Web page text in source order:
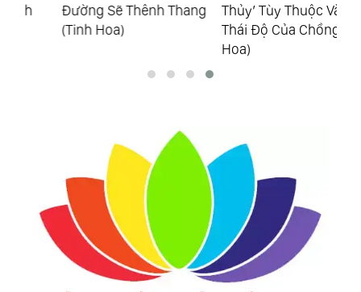
Đường Sẽ Thênh Thang
(Tinh Hoa)
Thủy’ Tùy Thuộc Vào
Thái Độ Của Chồng (Tinh